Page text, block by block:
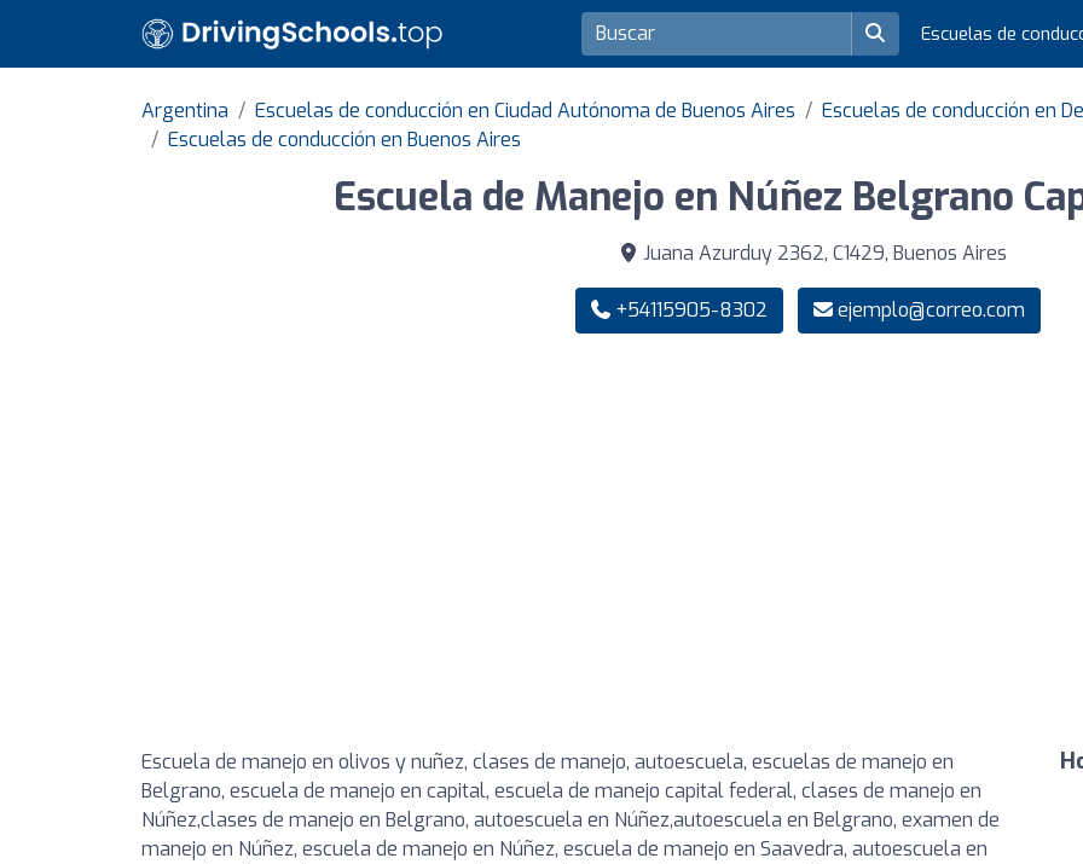
Escuelas de
Argentina Escuelas de conducción en Ciudad Autónoma de Buenos Aires
Escuelas de conducción en
Escuelas de conducción en Buenos Aires
Escuela de Manejo en Núñez Belgrano
Juana Azurduy 2362, C1429, Buenos Aires
+54115905-8302 ejemplo@correo.com
Escuela de manejo en olivos y nuñez, clases de manejo, autoescuela, escuelas de manejo en
Belgrano, escuela de manejo en capital, escuela de manejo capital federal, clases de manejo en
Núñez,clases de manejo en Belgrano, autoescuela en Núñez,autoescuela en Belgrano, examen de
manejo en Núñez, escuela de manejo en Núñez, escuela de manejo en Saavedra, autoescuela en